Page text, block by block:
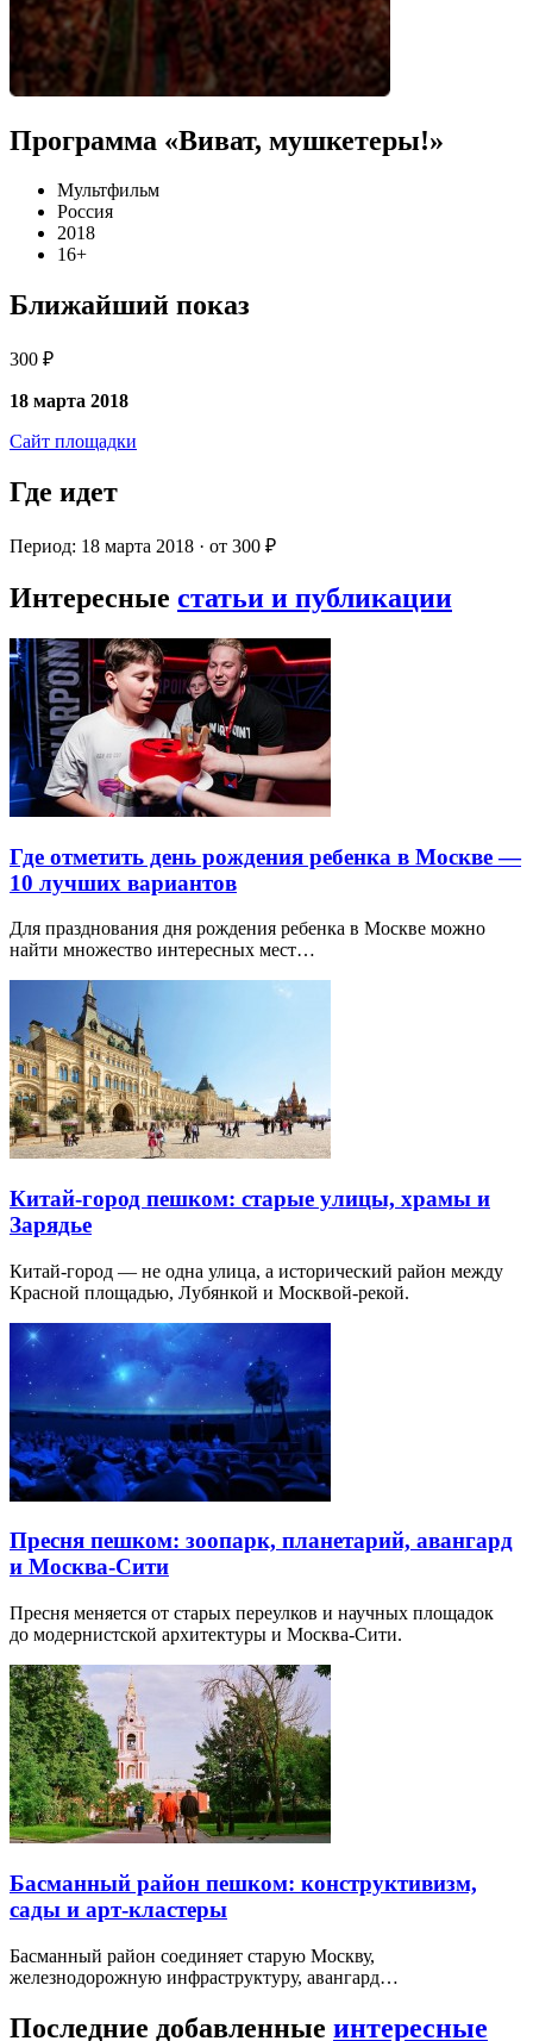
Программа «Виват, мушкетеры!»
Мультфильм
Россия
2018
16+
Ближайший показ
300 ₽
18 марта 2018
Сайт площадки
Где идет
Период: 18 марта 2018 · от 300 ₽
Интересные статьи и публикации
Где отметить день рождения ребенка в Москве —
10 лучших вариантов
Для празднования дня рождения ребенка в Москве можно
найти множество интересных мест…
Китай-город пешком: старые улицы, храмы и
Зарядье
Китай-город — не одна улица, а исторический район между
Красной площадью, Лубянкой и Москвой-рекой.
Пресня пешком: зоопарк, планетарий, авангард
и Москва-Сити
Пресня меняется от старых переулков и научных площадок
до модернистской архитектуры и Москва-Сити.
Басманный район пешком: конструктивизм,
сады и арт-кластеры
Басманный район соединяет старую Москву,
железнодорожную инфраструктуру, авангард…
Последние добавленные интересные